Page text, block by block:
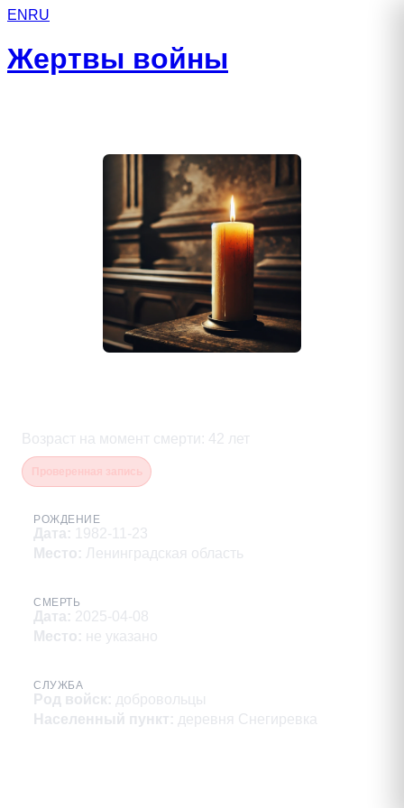
EN RU
Жертвы войны
Возраст на момент смерти : 42 лет
РОЖДЕНИЕ
Дата: 1982-11-23
Место: Ленинградская область
СМЕРТЬ
Дата: 2025-04-08
Место: не указано
СЛУЖБА
Род войск: добровольцы
Населенный пункт: деревня Снегиревка